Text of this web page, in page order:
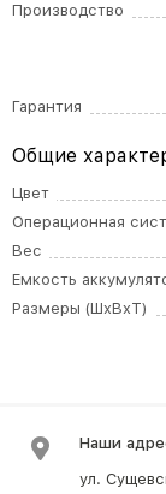
Производство
Гарантия
Общие
Цвет
Операционная
Вес
Емкость
Размеры (ШxВxТ)
Наши
ул.